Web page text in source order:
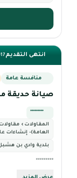
انتهى التقديم
منافسة عامة
صيانة حديقة
*********
المقاولات ›
العامة)- إنشاءات
بلدية وادي بن
*********